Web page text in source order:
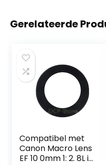
Gerelateerde
Compatibel met
Canon Macro Lens
EF 10 0mm 1: 2. 8L is